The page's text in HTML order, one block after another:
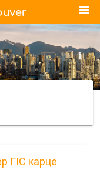
menu
ГІС карце